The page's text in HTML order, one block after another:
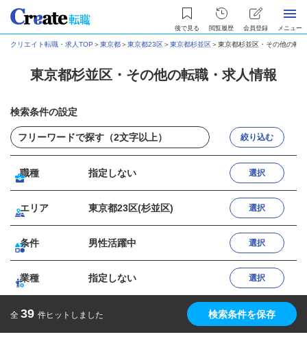
後で見る 閲覧履歴 会員登録 メニュー
クリエイト転職・求人TOP ＞東京都＞東京都23区＞東京都杉並区＞東京都杉並区・その他の転
東京都杉並区・その他の転職・求人情報
検索条件の設定
絞り込む
職種 指定しない 選択
エリア 東京都23区(杉並区) 選択
条件 男性活躍中 選択
業種 指定しない 選択
全 39 件ヒットしました 検索条件を保存